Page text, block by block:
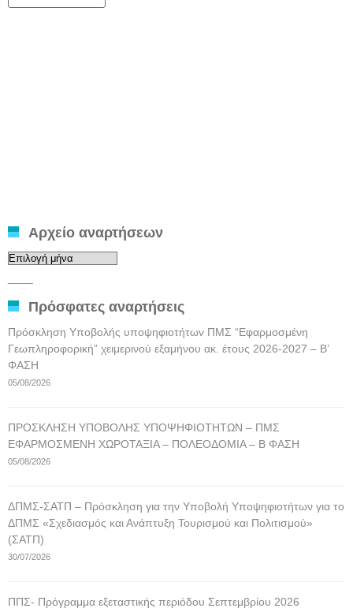
Αρχείο αναρτήσεων
Αρχείο
Πρόσφατες αναρτήσεις
Πρόσκληση Υποβολής υποψηφιοτήτων ΠΜΣ “Εφαρμοσμένη
Γεωπληροφορική” χειμερινού εξαμήνου ακ. έτους 2026-2027 – Β’
ΦΑΣΗ
05/08/2026
ΠΡΟΣΚΛΗΣΗ ΥΠΟΒΟΛΗΣ ΥΠΟΨΗΦΙΟΤΗΤΩΝ – ΠΜΣ
ΕΦΑΡΜΟΣΜΕΝΗ ΧΩΡΟΤΑΞΙΑ – ΠΟΛΕΟΔΟΜΙΑ – Β ΦΑΣΗ
05/08/2026
ΔΠΜΣ-ΣΑΤΠ – Πρόσκληση για την Υποβολή Υποψηφιοτήτων για το
ΔΠΜΣ «Σχεδιασμός και Ανάπτυξη Τουρισμού και Πολιτισμού»
(ΣΑΤΠ)
30/07/2026
ΠΠΣ- Πρόγραμμα εξεταστικής περιόδου Σεπτεμβρίου 2026